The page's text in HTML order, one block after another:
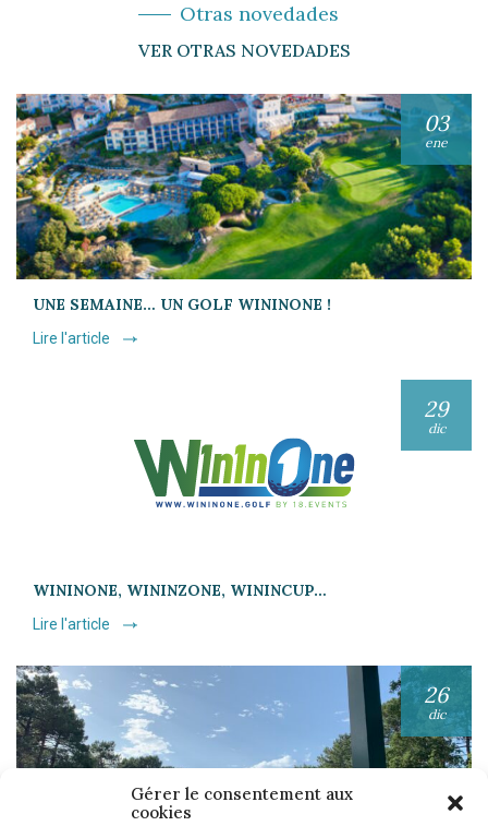
Gérer le consentement aux
cookies
Otras novedades
VER OTRAS NOVEDADES
03
ene
UNE SEMAINE… UN GOLF WININONE !
Lire l'article
29
dic
WININONE, WININZONE, WININCUP…
Lire l'article
26
dic